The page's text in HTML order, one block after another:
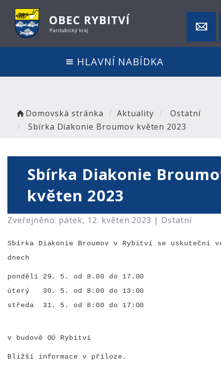
HLAVNÍ NABÍDKA
Domovská stránka Aktuality
Ostatní
Sbírka Diakonie Broumov květen 2023
Sbírka Diakonie
květen 2023
Zveřejněno: pátek, 12. květen 2023 |Ostatní
Sbírka Diakonie Broumov v Rybitví se uskuteční
dnech
pondělí 29. 5. od 8.00 do 17.00
úterý 30. 5. od 8:00 do 13:00
středa 31. 5. od 8:00 do 17:00
v budově OÚ Rybitví
Bližší informace v příloze.